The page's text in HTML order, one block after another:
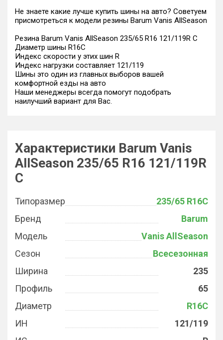
Не знаете какие лучше купить шины на авто? Советуем
присмотреться к модели резины Barum Vanis AllSeason
Резина Barum Vanis AllSeason 235/65 R16 121/119R C
Диаметр шины R16C
Индекс скорости у этих шин R
Индекс нагрузки составляет 121/119
Шины это один из главных выборов вашей
комфортной езды на авто
Наши менеджеры всегда помогут подобрать
наилучший вариант для Вас.
Характеристики Barum Vanis
AllSeason 235/65 R16 121/119R
C
Типоразмер
235/65 R16C
Бренд
Barum
Модель
Vanis AllSeason
Сезон
Всесезонная
Ширина
235
Профиль
65
Диаметр
R16C
ИН
121/119